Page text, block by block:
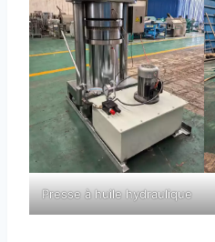
Presse à huile hydraulique